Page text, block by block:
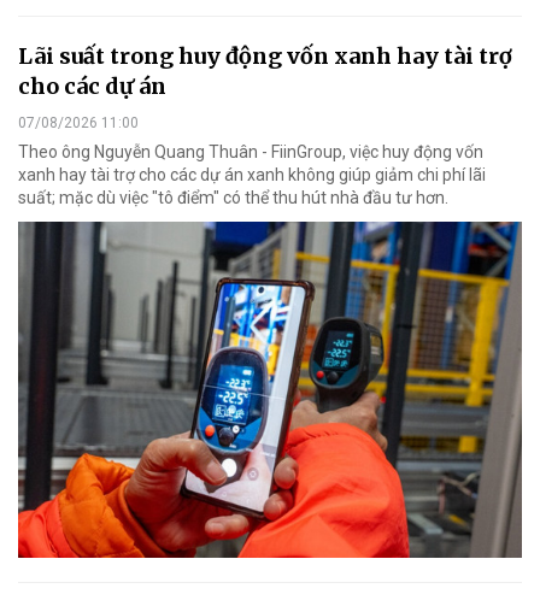
Lãi suất trong huy động vốn xanh hay tài trợ
cho các dự án
07/08/2026 11:00
Theo ông Nguyễn Quang Thuân - FiinGroup, việc huy động vốn
xanh hay tài trợ cho các dự án xanh không giúp giảm chi phí lãi
suất; mặc dù việc "tô điểm" có thể thu hút nhà đầu tư hơn.